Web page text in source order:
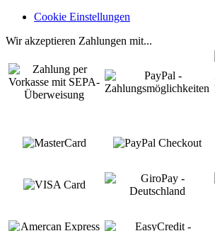
Cookie Einstellungen
Wir akzeptieren Zahlungen mit...